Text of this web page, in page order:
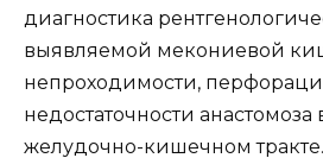
диагностика
выявляемой мекониевой
непроходимости,
недостаточности
желудочно-кишечном тракте.